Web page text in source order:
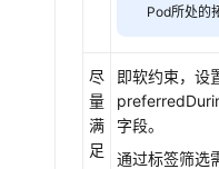
告
Kubernetes
基
Pod所处的
尽
量
满
足
即软约束，设
字段。
通过标签筛选